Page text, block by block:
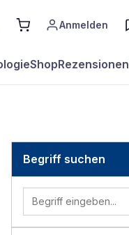
Anmelden
ShopRezensionen
Begriff suchen